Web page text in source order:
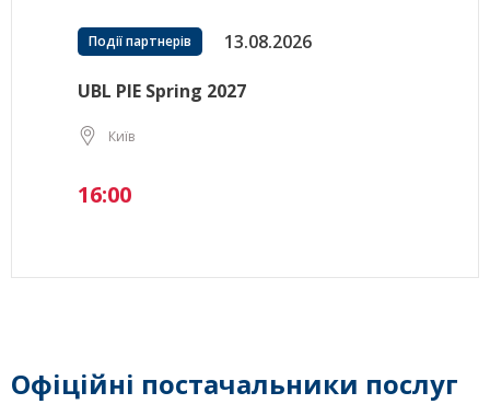
Події партнерів 13.08.2026
UBL PIE Spring 2027
Київ
16:00
Офіційні постачальники послуг